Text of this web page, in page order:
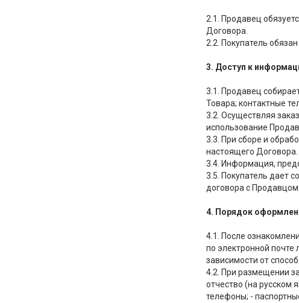
2.1. Продавец
Договора.
2.2. Покупатель
3. Доступ к
3.1. Продавец
Товара; контактные
3.2. Осуществляя
использование
3.3. При сборе и
настоящего Договора.
3.4. Информация,
3.5. Покупатель дает
договора с
4. Порядок
4.1. После
по электронной почте
зависимости от
4.2. При размещении
отчество (на русском
телефоны; -